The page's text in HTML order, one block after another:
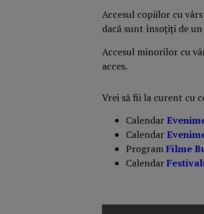
Accesul copiilor cu
dacă sunt însoțiți de
Accesul minorilor cu
acces.
Vrei să fii la curent cu
Calendar
Calendar
ProgramFilme
Calendar